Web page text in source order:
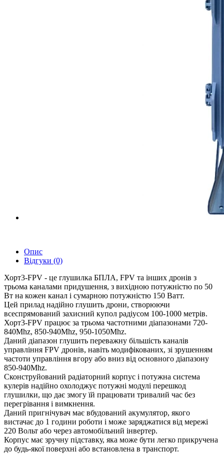
Опис
Відгуки (0)
Хорт3-FPV - це глушилка БПЛА, FPV та інших дронів з
трьома каналами придушення, з вихідною потужністю по 50
Вт на кожен канал і сумарною потужністю 150 Ватт.
Цей прилад надійно глушить дрони, створюючи
всеспрямований захисний купол радіусом 100-1000 метрів.
Хорт3-FPV працює за трьома частотними діапазонами 720-
840Mhz, 850-940Mhz, 950-1050Mhz.
Даний діапазон глушить переважну більшість каналів
управління FPV дронів, навіть модифікованих, зі зрушенням
частоти управління вгору або вниз від основного діапазону
850-940Mhz.
Сконструйований радіаторний корпус і потужна система
кулерів надійно охолоджує потужні модулі перешкод
глушилки, що дає змогу їй працювати тривалий час без
перегрівання і вимкнення.
Даний пригнічувач має вбудований акумулятор, якого
вистачає до 1 години роботи і може заряджатися від мережі
220 Вольт або через автомобільний інвертер.
Корпус має зручну підставку, яка може бути легко прикручена
до будь-якої поверхні або встановлена в транспорт.